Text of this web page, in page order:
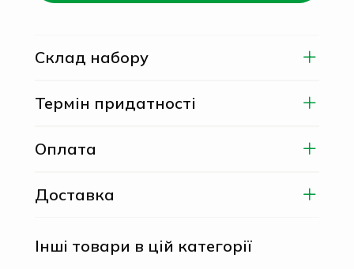
Склад набору
Термін придатності
Оплата
Доставка
Інші товари в цій категорії